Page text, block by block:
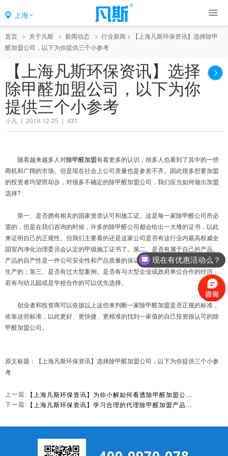
上海
首页 关于凡斯 新闻动态 行业新闻 >
【上海凡斯环保资讯】选择除甲
醛加盟公司，以下为你提供三个小参考
【上海凡斯环保资讯】选择
除甲醛加盟公司，以下为你
提供三个小参考
小凡 2019-12-25 431
随着越来越多人对除甲醛加盟有着更多的认识，很多人也看到了其中的一些
商机和广阔的市场。但是现在社会上公司质量也是参差不齐。因此很多想要加盟
的投资者均望而却步，对很多不确定的除甲醛加盟公司，我们应当如何做出加盟
选择?
第一、是否拥有相关的国家资质认可和施工证。这是每一家除甲醛公司所必
需的，但是在我们咨询的时候，许多的除甲醛公司都会给出一大堆的证书，以此
来证明自己的正规性。但我们主要看的还是这家公司是否有这行业内最高权威全
国室内净化治理委员会认定的甲级施工证书了。第二、是否有属于自己的产品。
产品的自产性是一件公司安全性和产品质量的保证。公司推出的产品是否是自己
生产的；第三、是否有过大型案例。是否有与大型企业或政府单位合作的经历，
若有与幼儿园或是学校合作的可以优先选择。
创业者和投资商可以依据以上这些来判断一家除甲醛加盟是否正规的标准，
依靠这些标准，以此更好、更快捷、更精准的找到一家值的自己投资很认可的除
甲醛加盟公司。
原文标题：【上海凡斯环保资讯】选择除甲醛加盟公司，以下为你提供三个小参
考
上ー篇: 【上海凡斯环保资讯】为你小解如何看透除甲醛加盟公司专业性
下ー篇: 【上海凡斯环保资讯】学习合理的代理除甲醛加盟产品流程，科学加盟
现在有优惠活动么？